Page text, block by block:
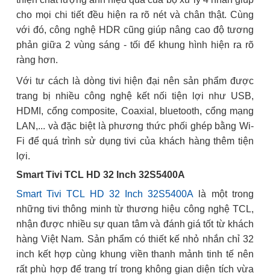
cho mọi chi tiết đều hiện ra rõ nét và chân thật. Cùng
với đó, công nghệ HDR cũng giúp nâng cao độ tương
phản giữa 2 vùng sáng - tối để khung hình hiện ra rõ
ràng hơn.
Với tư cách là dòng tivi hiện đại nên sản phẩm được
trang bị nhiều công nghệ kết nối tiện lợi như USB,
HDMI, cổng composite, Coaxial, bluetooth, cổng mạng
LAN,... và đặc biệt là phương thức phối ghép bằng Wi-
Fi để quá trình sử dụng tivi của khách hàng thêm tiện
lợi.
Smart Tivi TCL HD 32 Inch 32S5400A
Smart Tivi TCL HD 32 Inch 32S5400A
là một trong
những tivi thông minh từ thương hiệu công nghệ TCL,
nhận được nhiều sự quan tâm và đánh giá tốt từ khách
hàng Việt Nam. Sản phẩm có thiết kế nhỏ nhắn chỉ 32
inch kết hợp cùng khung viền thanh mảnh tinh tế nên
rất phù hợp để trang trí trong không gian diện tích vừa